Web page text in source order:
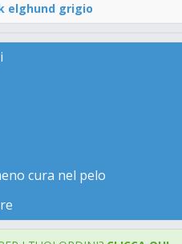
elghund grigio
cura nel pelo